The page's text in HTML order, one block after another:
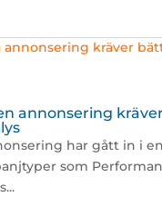
annonsering
har gått in i
som